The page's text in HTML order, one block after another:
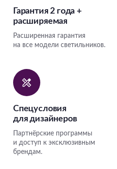
Гарантия 2 года +
расширяемая
Расширенная гарантия
на все модели светильников.
Спецусловия
для дизайнеров
Партнёрские программы
и доступ к эксклюзивным
брендам.